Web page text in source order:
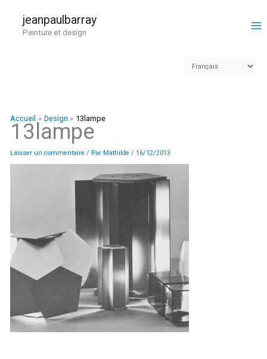
contenu
jeanpaulbarray
Peinture et design
Accueil Design 13lampe
13lampe
Laisser un commentaire / Par Mathilde / 16/12/2013